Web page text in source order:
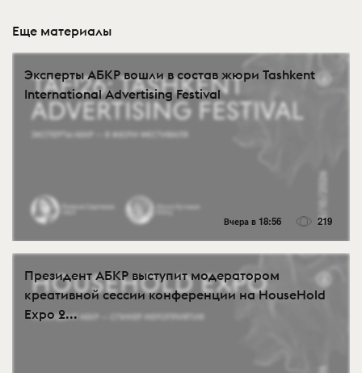
Еще материалы
Эксперты АБКР вошли в состав жюри Tashkent
International Advertising Festival
Вчера в 18:56 219
Президент АБКР выступит модератором
креативной сессии конференции на HouseHold
Expo 2...